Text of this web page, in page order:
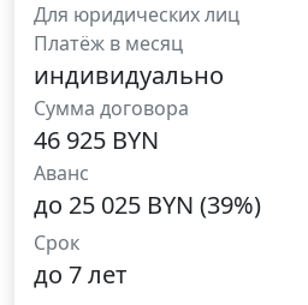
Для юридических лиц
Платёж в месяц
индивидуально
Сумма договора
46 925 BYN
Аванс
до 25 025 BYN (39%)
Срок
до 7 лет